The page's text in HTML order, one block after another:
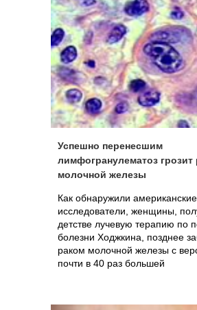
сожалению, самостоятельно
женщины обращаются крайне
обычно уже страдая тем или
заболеванием молочной
Успешно перенесшим
лимфогранулематоз грозит
молочной железы
Как обнаружили американские
исследователи, женщины,
детстве лучевую терапию по
болезни Ходжкина, позднее
раком молочной железы с
почти в 40 раз большей